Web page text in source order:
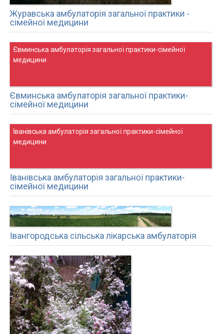
Журавська амбулаторія загальної практики -
сімейної медицини
Євминська амбулаторія загальної практики-сімейної
медицини
Євминська амбулаторія загальної практики-
сімейної медицини
Іванівська амбулаторія загальної практики-сімейної
медицини
Іванівська амбулаторія загальної практики-
сімейної медицини
Івангородська сільська лікарська амбулаторія